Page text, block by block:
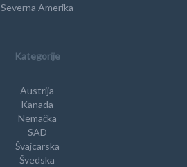
Severna Amerika
Kategorije
Austrija
Kanada
Nemačka
SAD
Švajcarska
Švedska